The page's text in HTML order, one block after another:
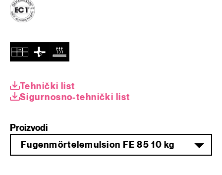
Tehnički list
Sigurnosno-tehnički list
Proizvodi
Fugenmörtelemulsion FE 85 10 kg